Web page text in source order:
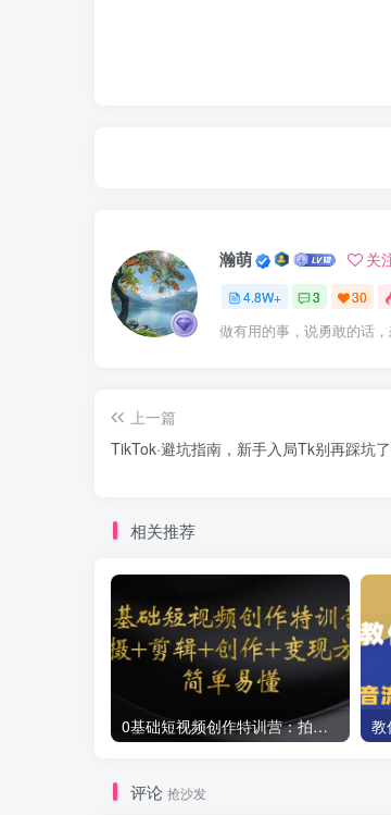
瀚萌 关
4.8W+ 3 30
做有用的事，说勇敢的话
上一篇
TikTok·避坑指南，新手入局Tk别再踩坑了
相关推荐
0基础短视频创作特训营：拍摄+剪辑+创作+变现方法
评论 抢沙发